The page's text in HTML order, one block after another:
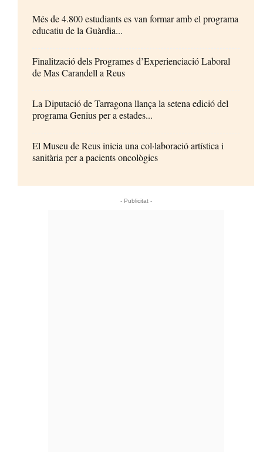
Més de 4.800 estudiants es van formar amb el programa
educatiu de la Guàrdia...
Finalització dels Programes d’Experienciació Laboral
de Mas Carandell a Reus
La Diputació de Tarragona llança la setena edició del
programa Genius per a estades...
El Museu de Reus inicia una col·laboració artística i
sanitària per a pacients oncològics
- Publicitat -